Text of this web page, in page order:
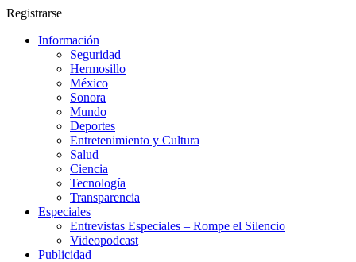
Registrarse
Información
Seguridad
Hermosillo
México
Sonora
Mundo
Deportes
Entretenimiento y Cultura
Salud
Ciencia
Tecnología
Transparencia
Especiales
Entrevistas Especiales – Rompe el Silencio
Videopodcast
Publicidad